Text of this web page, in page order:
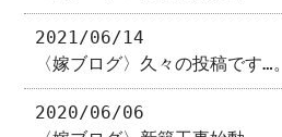
2021/06/14
〈嫁ブログ〉久々の投稿です…。
2020/06/06